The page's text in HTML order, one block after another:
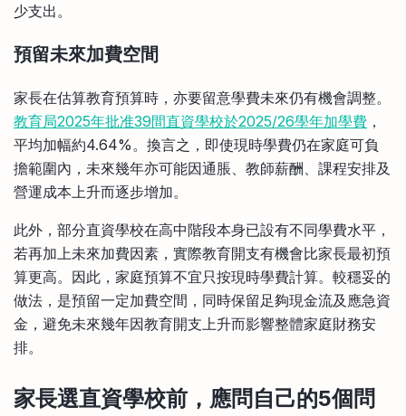
少支出。
預留未來加費空間
家長在估算教育預算時，亦要留意學費未來仍有機會調整。
教育局2025年批准39間直資學校於2025/26學年加學費 ，
平均加幅約4.64%。換言之，即使現時學費仍在家庭可負
擔範圍內，未來幾年亦可能因通脹、教師薪酬、課程安排及
營運成本上升而逐步增加。
此外，部分直資學校在高中階段本身已設有不同學費水平，
若再加上未來加費因素，實際教育開支有機會比家長最初預
算更高。因此，家庭預算不宜只按現時學費計算。較穩妥的
做法，是預留一定加費空間，同時保留足夠現金流及應急資
金，避免未來幾年因教育開支上升而影響整體家庭財務安
排。
家長選直資學校前，應問自己的5個問